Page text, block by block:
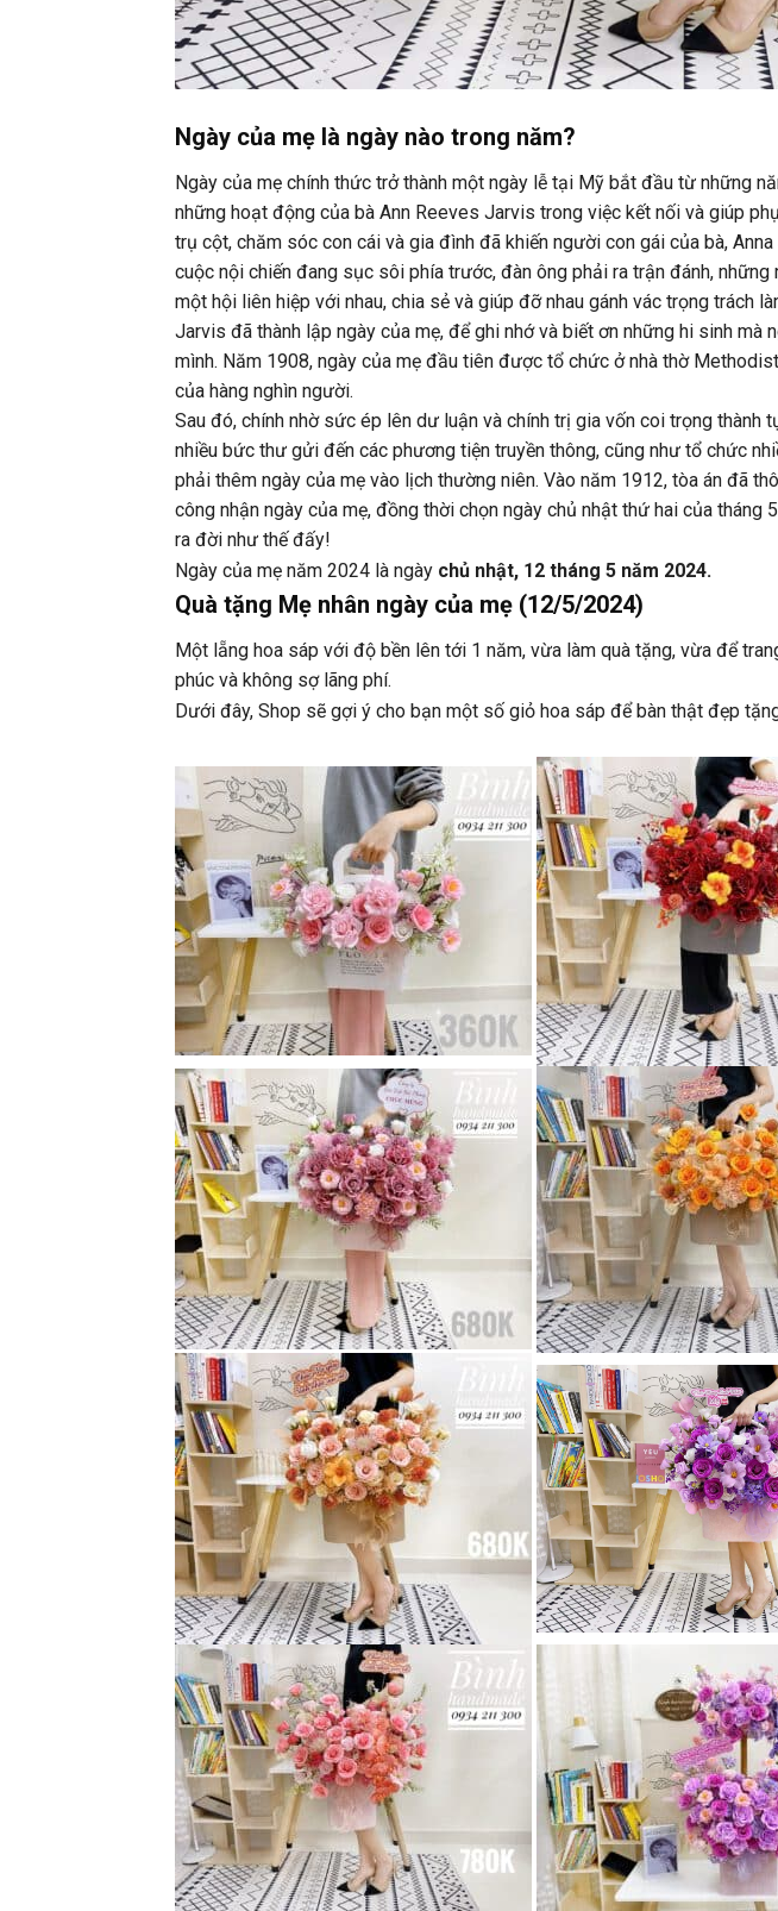
Ngày của mẹ là ngày nào trong năm?
Ngày của mẹ chính thức trở thành một ngày lễ tại Mỹ bắt đầu từ những
những hoạt động của bà Ann Reeves Jarvis trong việc kết nối và giúp
trụ cột, chăm sóc con cái và gia đình đã khiến người con gái của bà,
cuộc nội chiến đang sục sôi phía trước, đàn ông phải ra trận đánh,
một hội liên hiệp với nhau, chia sẻ và giúp đỡ nhau gánh vác trọng trách
Jarvis đã thành lập ngày của mẹ, để ghi nhớ và biết ơn những hi sinh mà
mình. Năm 1908, ngày của mẹ đầu tiên được tổ chức ở nhà thờ
của hàng nghìn người.
Sau đó, chính nhờ sức ép lên dư luận và chính trị gia vốn coi trọng thành
nhiều bức thư gửi đến các phương tiện truyền thông, cũng như tổ chức
phải thêm ngày của mẹ vào lịch thường niên. Vào năm 1912, tòa án đã
công nhận ngày của mẹ, đồng thời chọn ngày chủ nhật thứ hai của tháng
ra đời như thế đấy!
Ngày của mẹ năm 2024 là ngày chủ nhật, 12 tháng 5 năm 2024.
Quà tặng Mẹ nhân ngày của mẹ (12/5/2024)
Một lẵng hoa sáp với độ bền lên tới 1 năm, vừa làm quà tặng, vừa để
phúc và không sợ lãng phí.
Dưới đây, Shop sẽ gợi ý cho bạn một số giỏ hoa sáp để bàn thật đẹp